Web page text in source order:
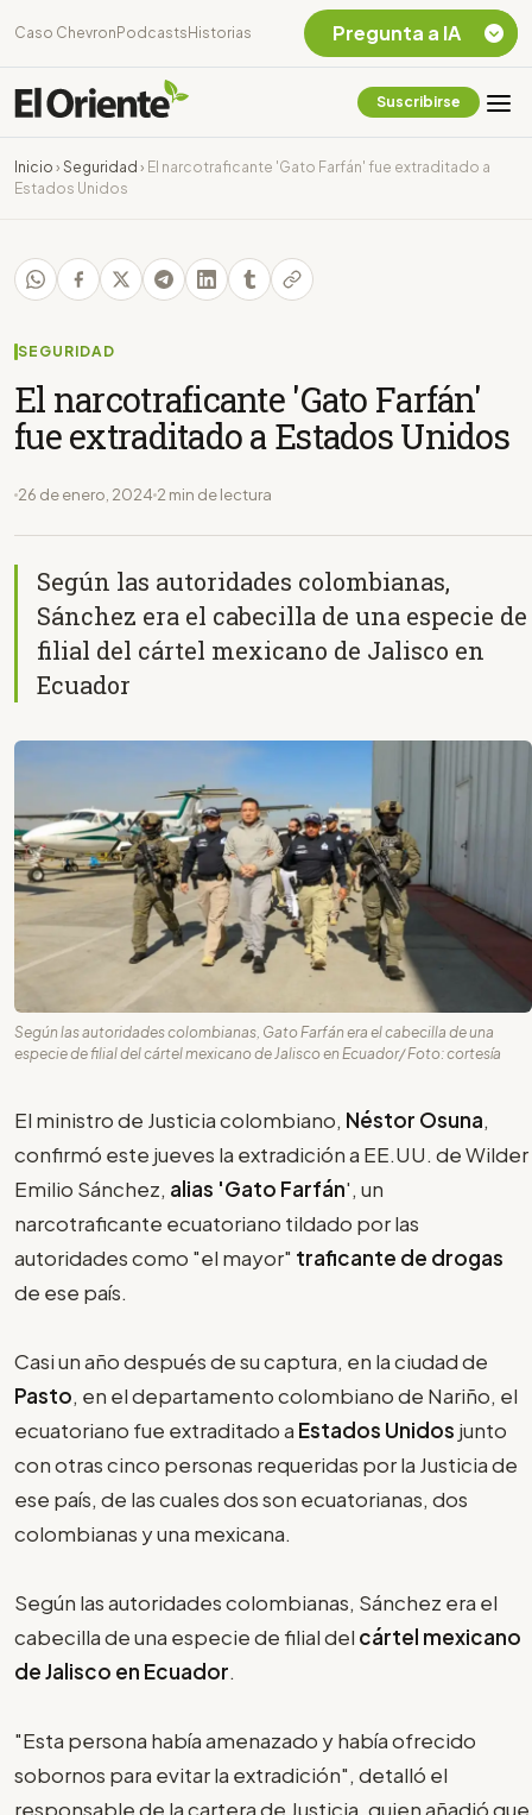
Caso Chevron Podcasts Historias
Suscribirse
Inicio › Seguridad › El narcotraficante 'Gato Farfán' fue extraditado a
Estados Unidos
SEGURIDAD
El narcotraficante 'Gato Farfán'
fue extraditado a Estados Unidos
26 de enero, 2024 2 min de lectura
Según las autoridades colombianas,
Sánchez era el cabecilla de una especie de
filial del cártel mexicano de Jalisco en
Ecuador
Según las autoridades colombianas, Gato Farfán era el cabecilla de una
especie de filial del cártel mexicano de Jalisco en Ecuador/ Foto: cortesía
El ministro de Justicia colombiano, Néstor Osuna,
confirmó este jueves la extradición a EE.UU. de Wilder
Emilio Sánchez, alias 'Gato Farfán', un
narcotraficante ecuatoriano tildado por las
autoridades como "el mayor" traficante de drogas
de ese país.
Casi un año después de su captura, en la ciudad de
Pasto, en el departamento colombiano de Nariño, el
ecuatoriano fue extraditado a Estados Unidos junto
con otras cinco personas requeridas por la Justicia de
ese país, de las cuales dos son ecuatorianas, dos
colombianas y una mexicana.
Según las autoridades colombianas, Sánchez era el
cabecilla de una especie de filial del cártel mexicano
de Jalisco en Ecuador.
"Esta persona había amenazado y había ofrecido
sobornos para evitar la extradición", detalló el
responsable de la cartera de Justicia, quien añadió que
Pregunta a IA
Chevron Ecuador